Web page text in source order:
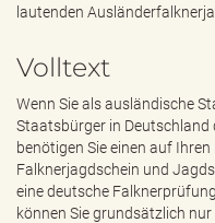
lautenden
Volltext
Wenn Sie als ausländische
Staatsbürger in Deutschland
benötigen Sie einen auf
Falknerjagdschein und
eine deutsche
können Sie grundsätzlich